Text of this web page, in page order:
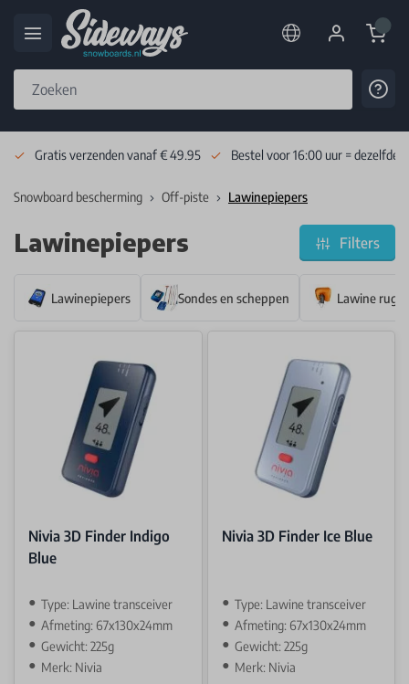
Cart
Gratis verzenden vanaf € 49.95 Bestel voor 16:00 uur = dezelfde
Snowboard bescherming Off-piste Lawinepiepers
Lawinepiepers Filters
Lawinepiepers Sondes en scheppen Lawine
Nivia 3D Finder Indigo
Blue
Type: Lawine transceiver
Afmeting: 67x130x24mm
Gewicht: 225g
Merk: Nivia
Nivia 3D Finder Ice Blue
Type: Lawine transceiver
Afmeting: 67x130x24mm
Gewicht: 225g
Merk: Nivia